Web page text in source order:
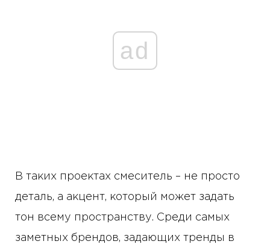
ad
В таких проектах смеситель – не просто
деталь, а акцент, который может задать
тон всему пространству. Среди самых
заметных брендов, задающих тренды в